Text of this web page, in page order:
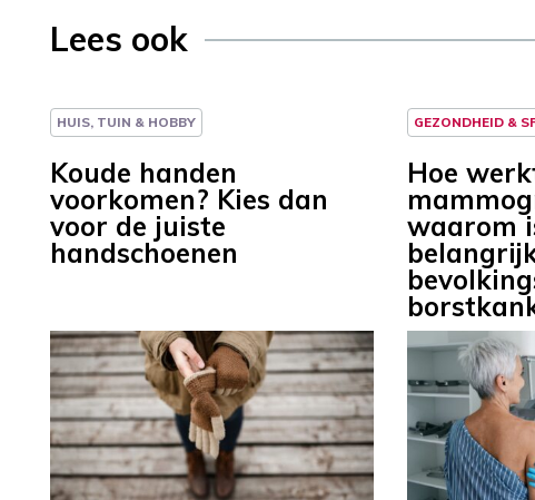
Lees ook
HUIS, TUIN & HOBBY
Koude handen
voorkomen? Kies dan
voor de juiste
handschoenen
GEZONDHEID &
Hoe
waarom